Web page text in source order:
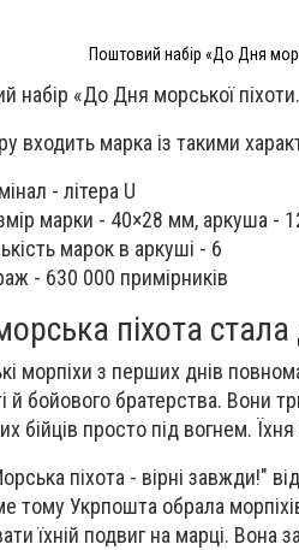
Поштовий набір «До Дня
набір «До Дня морської
входить марка із такими
- літера U
марки - 40×28 мм, аркуша -
марок в аркуші - 6
- 630 000 примірників
піхота стала
морпіхи з перших днів
й бойового братерства. Вони
бійців просто під вогнем.
піхота - вірні завжди!"
тому Укрпошта обрала
їхній подвиг на марці. Вона